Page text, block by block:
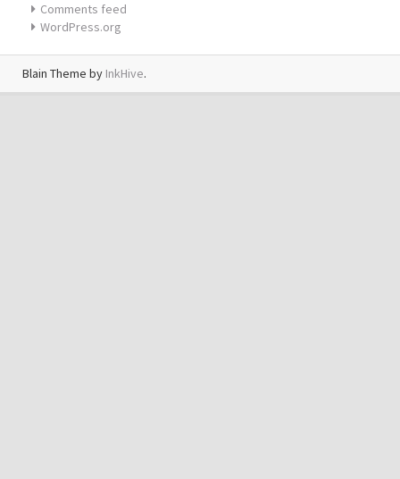
Comments feed
WordPress.org
Blain Theme by InkHive.